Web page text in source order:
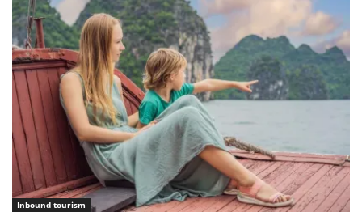
Inbound tourism